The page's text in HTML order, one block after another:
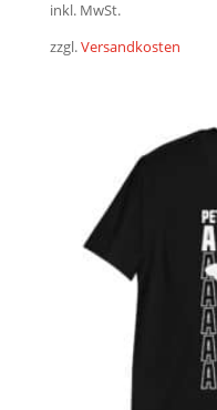
inkl. MwSt.
zzgl.Versandkosten